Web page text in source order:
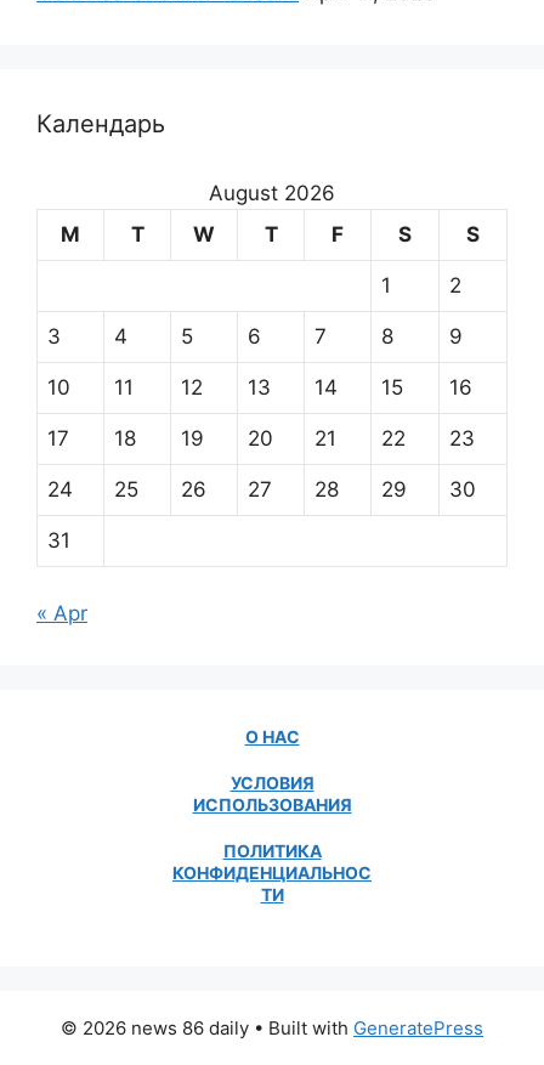
Календарь
August 2026
M
T W T F S S
1 2
3 4 5 6 7 8 9
10 11 12 13 14 15 16
17 18 19 20 21 22 23
24 25 26 27 28 29 30
31
« Apr
О НАС
УСЛОВИЯ
ИСПОЛЬЗОВАНИЯ
ПОЛИТИКА
КОНФИДЕНЦИАЛЬНОС
ТИ
© 2026 news 86 daily • Built with GeneratePress